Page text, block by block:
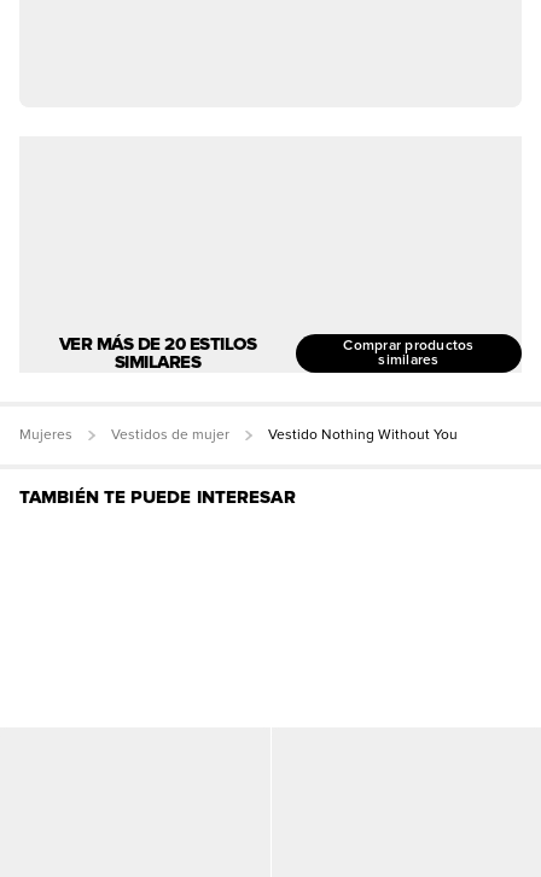
VER MÁS DE 20 ESTILOS
SIMILARES
Comprar productos
similares
Mujeres Vestidos de mujer Vestido Nothing Without You
TAMBIÉN TE PUEDE INTERESAR